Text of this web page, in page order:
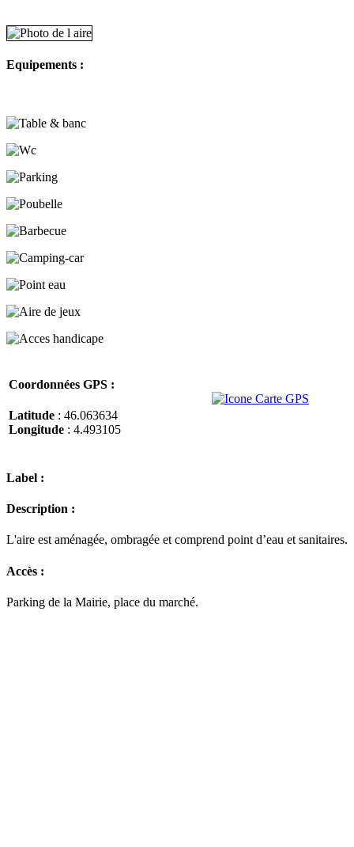
Equipements :
Coordonnées GPS :
Latitude : 46.063634
Longitude : 4.493105
Label :
Description :
L'aire est aménagée, ombragée et comprend point d’eau et sanitaires.
Accès :
Parking de la Mairie, place du marché.